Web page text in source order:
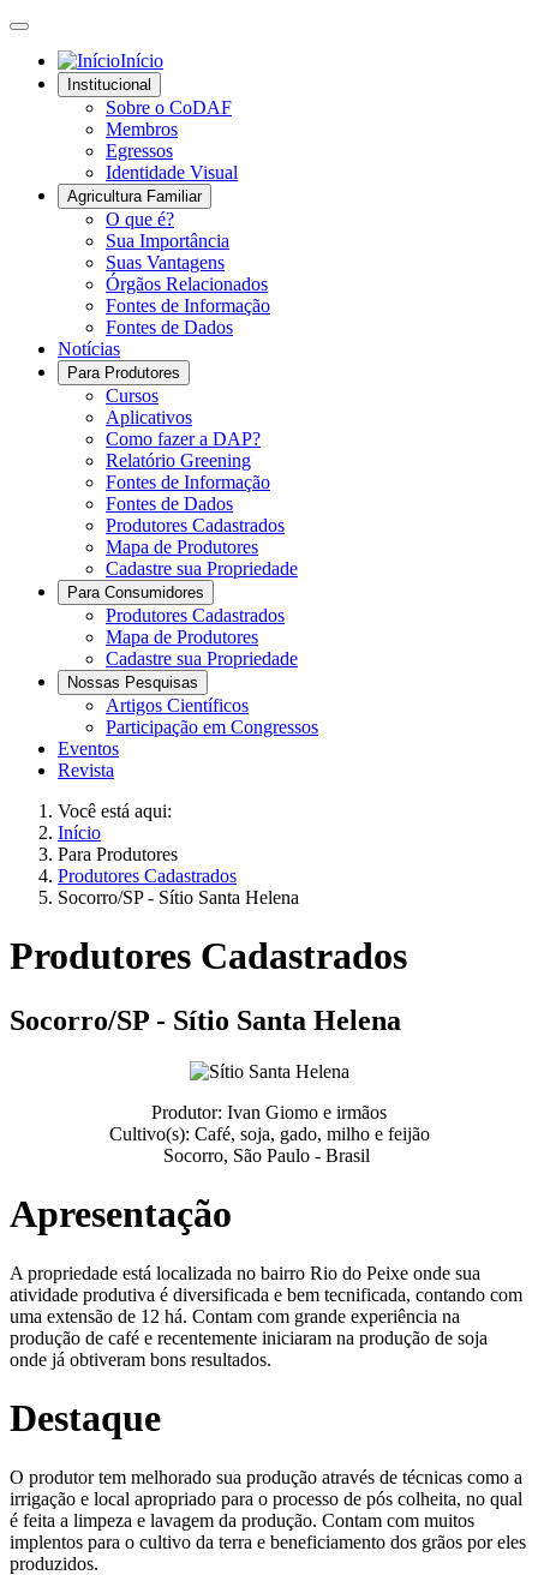
Início
Institucional
Sobre o CoDAF
Membros
Egressos
Identidade Visual
Agricultura Familiar
O que é?
Sua Importância
Suas Vantagens
Órgãos Relacionados
Fontes de Informação
Fontes de Dados
Notícias
Para Produtores
Cursos
Aplicativos
Como fazer a DAP?
Relatório Greening
Fontes de Informação
Fontes de Dados
Produtores Cadastrados
Mapa de Produtores
Cadastre sua Propriedade
Para Consumidores
Produtores Cadastrados
Mapa de Produtores
Cadastre sua Propriedade
Nossas Pesquisas
Artigos Científicos
Participação em Congressos
Eventos
Revista
Você está aqui:
Início
Para Produtores
Produtores Cadastrados
Socorro/SP - Sítio Santa Helena
Produtores Cadastrados
Socorro/SP - Sítio Santa Helena
Produtor: Ivan Giomo e irmãos
Cultivo(s): Café, soja, gado, milho e feijão
Socorro, São Paulo - Brasil
Apresentação
A propriedade está localizada no bairro Rio do Peixe onde sua
atividade produtiva é diversificada e bem tecnificada, contando com
uma extensão de 12 há. Contam com grande experiência na
produção de café e recentemente iniciaram na produção de soja
onde já obtiveram bons resultados.
Destaque
O produtor tem melhorado sua produção através de técnicas como a
irrigação e local apropriado para o processo de pós colheita, no qual
é feita a limpeza e lavagem da produção. Contam com muitos
implentos para o cultivo da terra e beneficiamento dos grãos por eles
produzidos.